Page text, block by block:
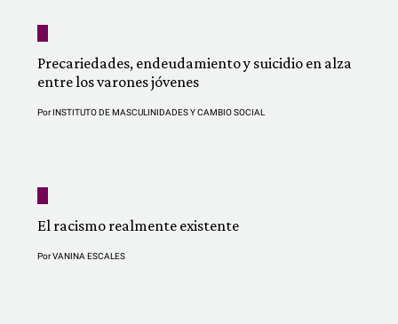
QUIÉNES SOMOS
Precariedades, endeudamiento y suicidio en alza
entre los varones jóvenes
PorINSTITUTO DE MASCULINIDADES Y CAMBIO SOCIAL
El racismo realmente existente
PorVANINA ESCALES